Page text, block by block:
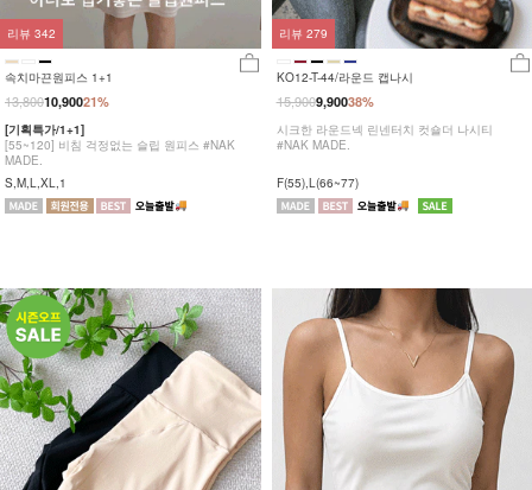
속치마끈원피스 1+1
21%
13,80010,900
[기획특가/1+1]
[55~120] 비침 걱정없는 슬립 원피스 #NAK
MADE.
S,M,L,XL,1
리뷰 342
KO12-T-44/라운드 캡나시
38%
15,9009,900
시크한 라운드넥 린넨터치 컷숄더 나시티
#NAK MADE.
F(55),L(66~77)
리뷰 279